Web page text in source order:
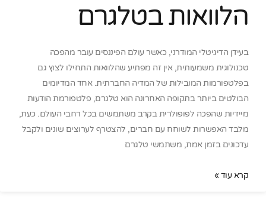
הלוואות בטלגרם
בעידן הדיגיטלי המודרני, כאשר עולם הפיננסים עובר מהפכה
טכנולוגית משמעותית, אין זה מפתיע שהלוואות התחילו לצוץ גם
בפלטפורמות המובילות של המדיה החברתית. אחד המדיומים
הבולטים ביותר בתקופה האחרונה הוא טלגרם, פלטפורמת הודעות
מיידיות שהפכה לפופולרית בקרב משתמשים בכל רחבי העולם. כעת,
מלבד האפשרות לשוחח עם חברים, להצטרף לערוצים שונים ולקבל
עדכונים בזמן אמת, משתמשי טלגרם
קרא עוד »